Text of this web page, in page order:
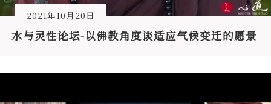
2021年10月20日
水与灵性论坛-以佛教角度谈适应气候变迁的愿景